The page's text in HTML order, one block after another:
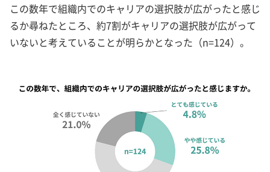
この数年で組織内でのキャリアの選択肢が広がったと感じ
るか尋ねたところ、約7割がキャリアの選択肢が広がって
いないと考えていることが明らかとなった（n=124）。